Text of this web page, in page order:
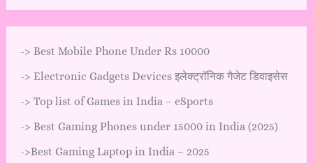
-> Best Mobile Phone Under Rs 10000
-> Electronic Gadgets Devices इलेक्ट्रॉनिक गैजेट डिवाइसेस
-> Top list of Games in India – eSports
-> Best Gaming Phones under 15000 in India (2025)
->Best Gaming Laptop in India – 2025